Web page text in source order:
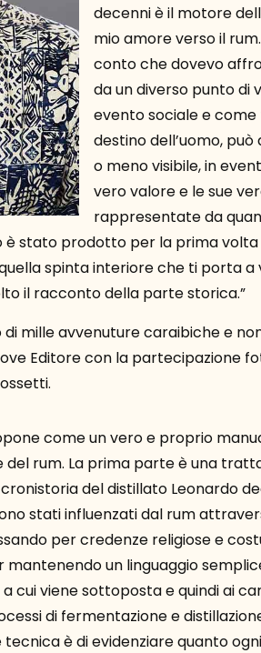
decenni è il motore
mio amore verso il
conto che dovevo
da un diverso punto di
evento sociale e
destino dell’uomo,
o meno visibile, in
vero valore e le sue
rappresentate da
è stato prodotto per la prima volta
spinta interiore che ti porta
il racconto della parte storica.”
mille avvenuture caraibiche e
Editore con la partecipazione
come un vero e proprio
rum. La prima parte è una
del distillato Leonardo
stati influenzati dal rum
per credenze religiose e
un linguaggio
cui viene sottoposta e quindi ai
di fermentazione e
è di evidenziare quanto